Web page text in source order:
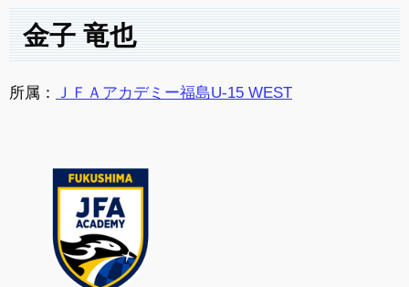
金子 竜也
所属： ＪＦＡアカデミー福島U-15 WEST